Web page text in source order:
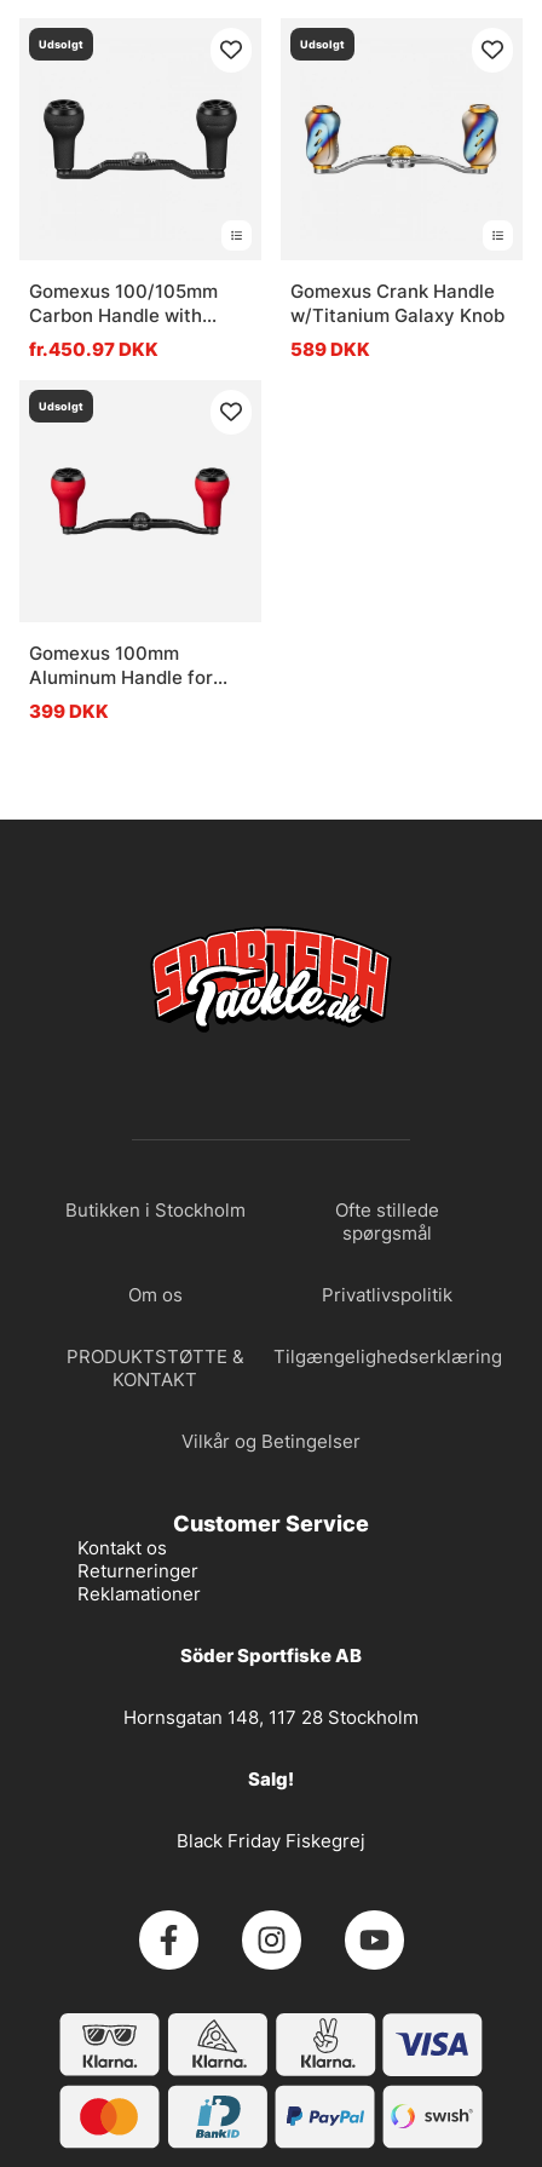
Udsolgt
Gomexus 100/105mm
Carbon Handle with
27mm TPE Knob
fr.450.97 DKK
Udsolgt
Gomexus Crank Handle
w/Titanium Galaxy Knob
589 DKK
Udsolgt
Gomexus 100mm
Aluminum Handle for
baitcasting Reel
Red/Black 7x4mm
399 DKK
Butikken i Stockholm
Ofte stillede
spørgsmål
Om os Privatlivspolitik
PRODUKTSTØTTE &
KONTAKT
Tilgængelighedserklæring
Vilkår og Betingelser
Customer Service
Kontakt os
Returneringer
Reklamationer
Söder Sportfiske AB
Hornsgatan 148, 117 28 Stockholm
Salg!
Black Friday Fiskegrej